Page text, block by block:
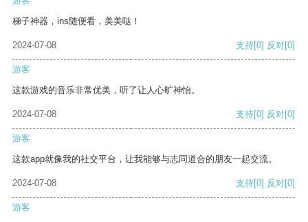
梯子神器，ins随便看，美美哒！
2024-07-08 支持[0] 反对[0]
游客
这款游戏的音乐非常优美，听了让人心旷神怡。
2024-07-08 支持[0] 反对[0]
游客
这款app就像我的社交平台，让我能够与志同道合的朋友一起交流。
2024-07-08 支持[0] 反对[0]
游客